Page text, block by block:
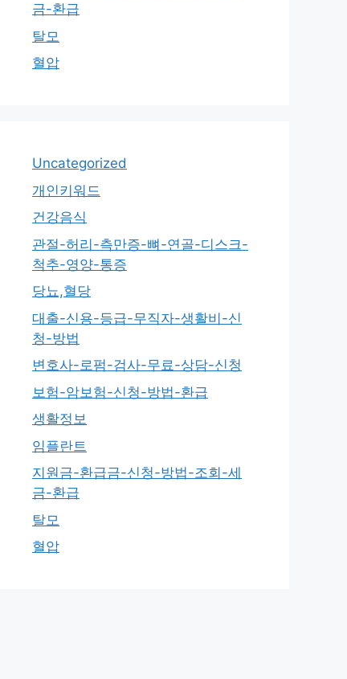
금-환급
탈모
혈압
Uncategorized
개인키워드
건강음식
관절-허리-측만증-뼈-연골-디스크-
척추-영양-통증
당뇨,혈당
대출-신용-등급-무직자-생활비-신
청-방법
변호사-로펌-검사-무료-상담-신청
보험-암보험-신청-방법-환급
생활정보
임플란트
지원금-환급금-신청-방법-조회-세
금-환급
탈모
혈압